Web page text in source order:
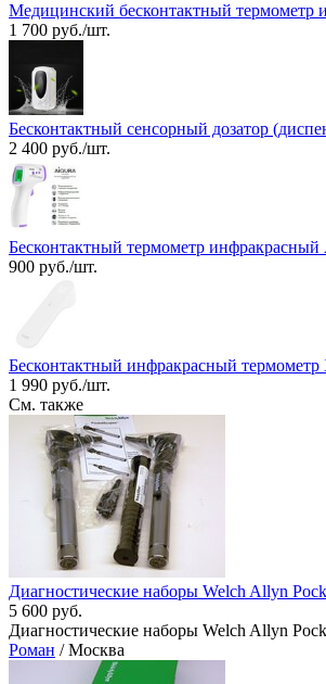
Медицинский бесконтактный термометр
1 700 руб./шт.
Бесконтактный сенсорный дозатор
2 400 руб./шт.
Бесконтактный термометр
900 руб./шт.
Бесконтактный инфракрасный
1 990 руб./шт.
См. также
Диагностические наборы Welch Allyn
5 600 руб.
Диагностические наборы Welch Allyn
Роман / Москва